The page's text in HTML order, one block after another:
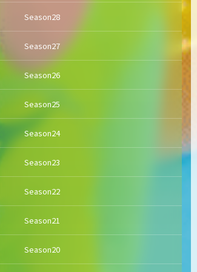
Season28
Season27
Season26
Season25
Season24
Season23
Season22
Season21
Season20